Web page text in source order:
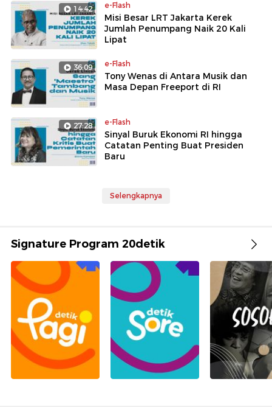
14:42 e-Flash
Misi Besar LRT Jakarta Kerek
Jumlah Penumpang Naik 20 Kali
Lipat
36:09 e-Flash
Tony Wenas di Antara Musik dan
Masa Depan Freeport di RI
27:28 e-Flash
Sinyal Buruk Ekonomi RI hingga
Catatan Penting Buat Presiden
Baru
Selengkapnya
Signature Program 20detik